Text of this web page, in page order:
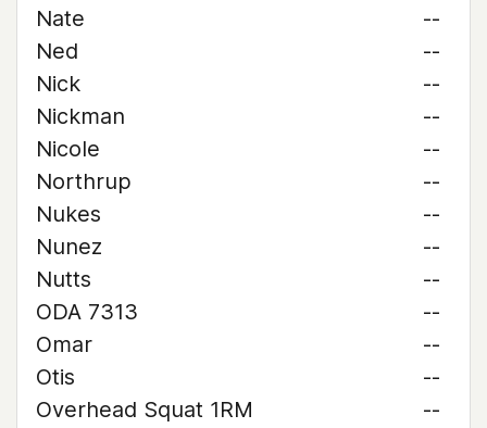
Nate
--
Ned
--
Nick
--
Nickman
--
Nicole
--
Northrup
--
Nukes
--
Nunez
--
Nutts
--
ODA 7313
--
Omar
--
Otis
--
Overhead Squat 1RM
--